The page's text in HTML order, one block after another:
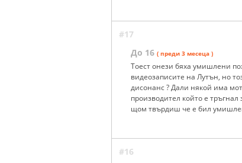
#17
До 16 ( преди 3 месеца )
Тоест онези бяха умишлени
видеозаписите на Лутън, но
дисонанс ? Дали някой има
производител който е
щом твърдиш че е бил
#16